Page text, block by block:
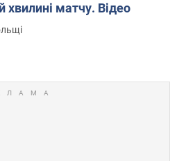
матчу. Відео